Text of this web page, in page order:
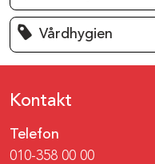
Vårdhygien
Kontakt
Telefon
010-358 00 00